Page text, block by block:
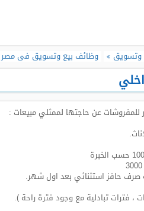
وتسويق وظائف بيع وتسويق فى مصر
عن حاجتها لممثلي مبيعات :